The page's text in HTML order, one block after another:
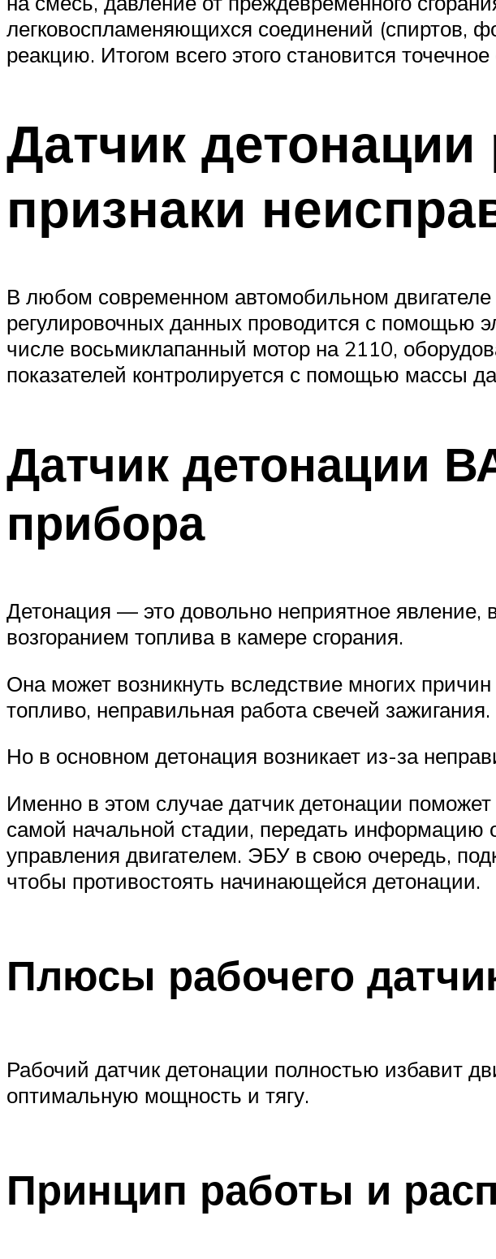
Меню
легковоспламеняющихся соединений (спиртов,
реакцию. Итогом всего этого становится
Датчик
признаки
В любом современном автомобильном двигателе
регулировочных данных проводится с помощью
числе восьмиклапанный мотор на 2110,
показателей контролируется с помощью массы
Датчик детонации
прибора
Детонация — это довольно неприятное
возгоранием топлива в камере сгорания.
Она может возникнуть вследствие многих
топливо, неправильная работа свечей зажигания.
Но в основном детонация возникает из-за
Именно в этом случае датчик детонации
самой начальной стадии, передать
управления двигателем. ЭБУ в свою очередь,
чтобы противостоять начинающейся детонации.
Плюсы рабочего
Рабочий датчик детонации полностью избавит
оптимальную мощность и тягу.
Принцип работы и